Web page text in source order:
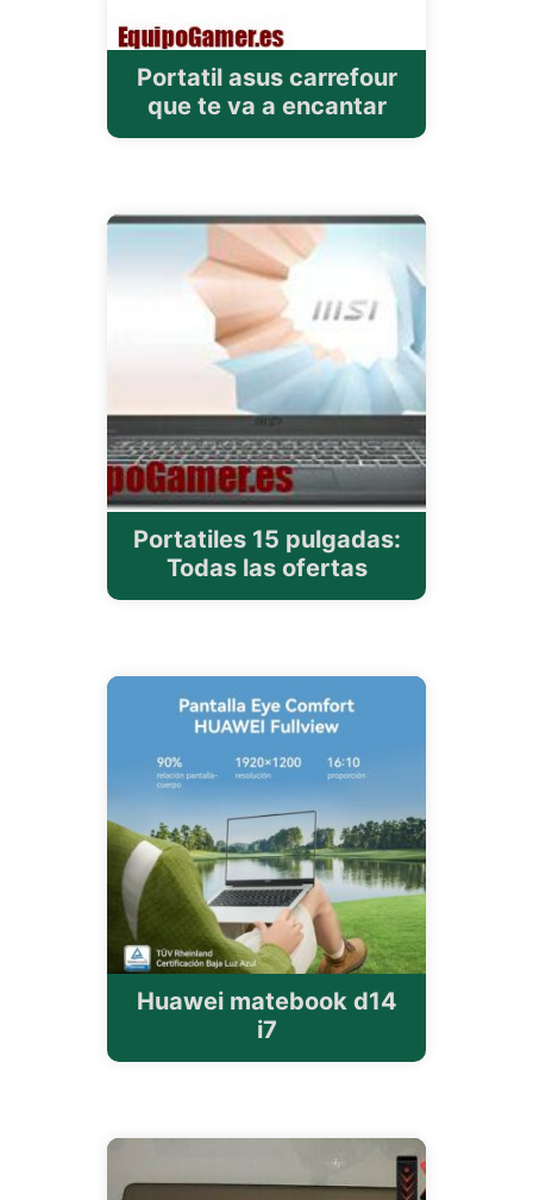
Portatil asus carrefour
que te va a encantar
Portatiles 15 pulgadas:
Todas las ofertas
Huawei matebook d14
i7